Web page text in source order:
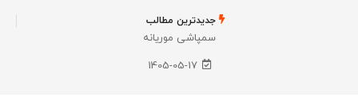
جدیدترین مطالب
سمپاشی موریانه سمپاشی ساس
1405-05-17